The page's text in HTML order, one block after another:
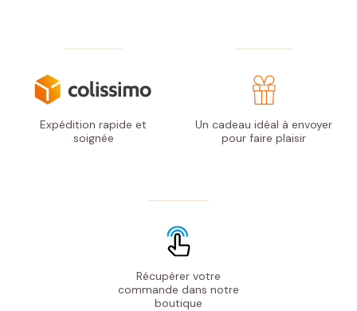
Expédition rapide et
soignée
Un cadeau idéal à envoyer
pour faire plaisir
Récupérer votre
commande dans notre
boutique